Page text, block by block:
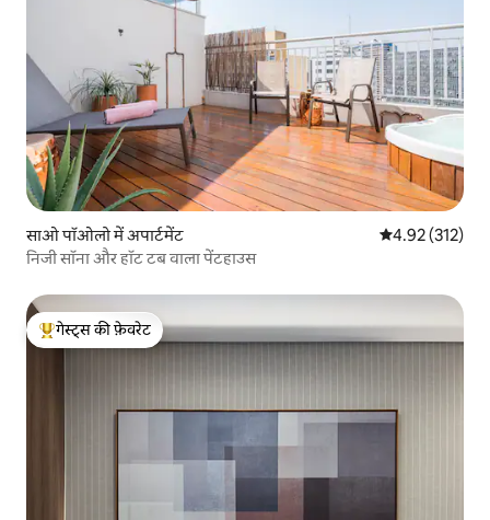
साओ पॉओलो में अपार्टमेंट औसत रेटिंग 5 में से
4.92 (312)
निजी सॉना और हॉट टब वाला पेंटहाउस
गेस्ट्स का टॉप फ़ेवरेट
गेस्ट्स की फ़ेवरेट